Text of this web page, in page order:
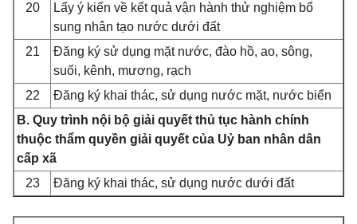
20
Lấy ý kiến về kết quả vận hành thử nghiệm bổ
sung nhân tạo nước dưới đất
21
Đăng ký sử dụng mặt nước, đào hồ, ao, sông,
suối, kênh, mương, rạch
22
Đăng ký khai thác, sử dụng nước mặt, nước biển
B. Quy trình nội bộ giải quyết thủ tục hành chính
thuộc thẩm quyền giải quyết của Uỷ ban nhân dân
cấp xã
23
Đăng ký khai thác, sử dụng nước dưới đất